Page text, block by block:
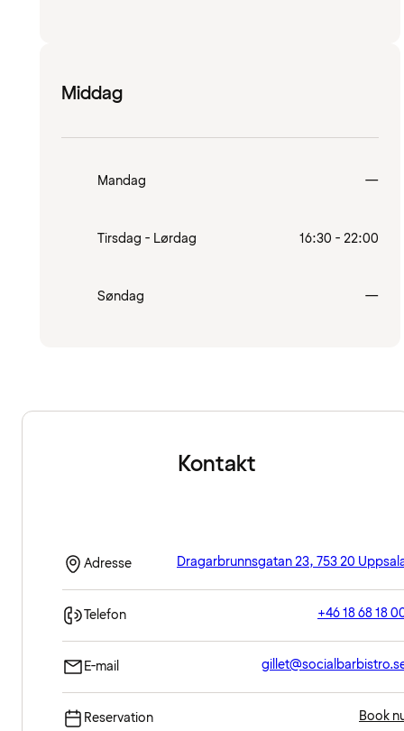
Middag
Mandag —
Tirsdag - Lørdag 16:30 - 22:00
Søndag —
Kontakt
Adresse Dragarbrunnsgatan 23, 753 20
Telefon +46 18 68 18
E-mail
Reservation Book